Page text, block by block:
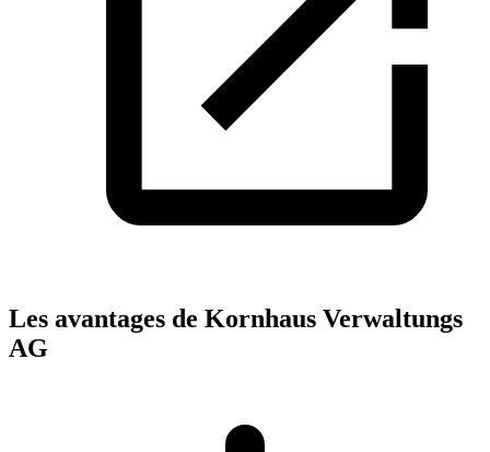
Les avantages de Kornhaus Verwaltungs
AG